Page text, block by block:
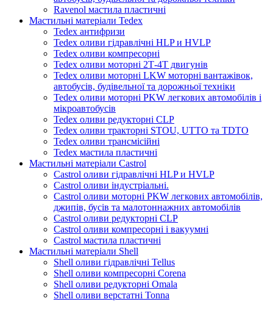
Ravenol мастила пластичні
Мастильні матеріали Tedex
Tedex антифризи
Tedex оливи гідравлічні HLP и HVLP
Tedex оливи компресорні
Tedex оливи моторні 2Т-4Т двигунів
Tedex оливи моторні LKW моторні вантажівок,
автобусів, будівельної та дорожньої техніки
Tedex оливи моторні PKW легкових автомобілів і
мікроавтобусів
Tedex оливи редукторні CLP
Tedex оливи тракторні STOU, UTTO та TDTO
Tedex оливи трансмісійні
Tedex мастила пластичні
Мастильні матеріали Castrol
Castrol оливи гідравлічні HLP и HVLP
Castrol оливи індустріальні.
Castrol оливи моторні PKW легкових автомобілів,
джипів, бусів та малотоннажних автомобілів
Castrol оливи редукторні CLP
Castrol оливи компресорні і вакуумні
Castrol мастила пластичні
Мастильні матеріали Shell
Shell оливи гідравлічні Tellus
Shell оливи компресорні Corena
Shell оливи редукторні Omala
Shell оливи верстатні Tonna